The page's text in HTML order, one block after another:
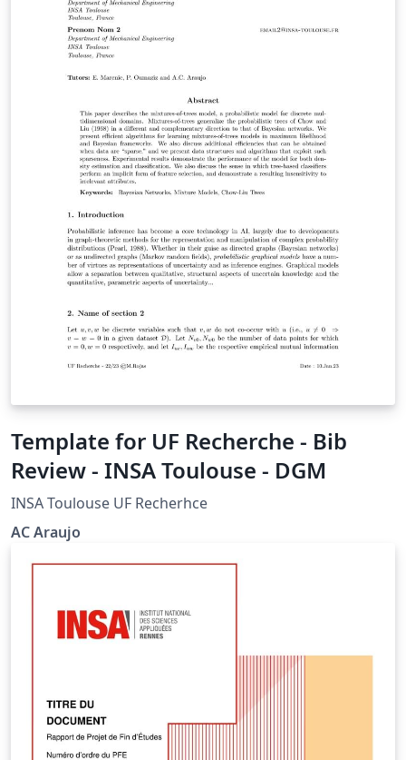
Template for UF Recherche - Bib
Review - INSA Toulouse - DGM
INSA Toulouse UF Recherhce
AC Araujo